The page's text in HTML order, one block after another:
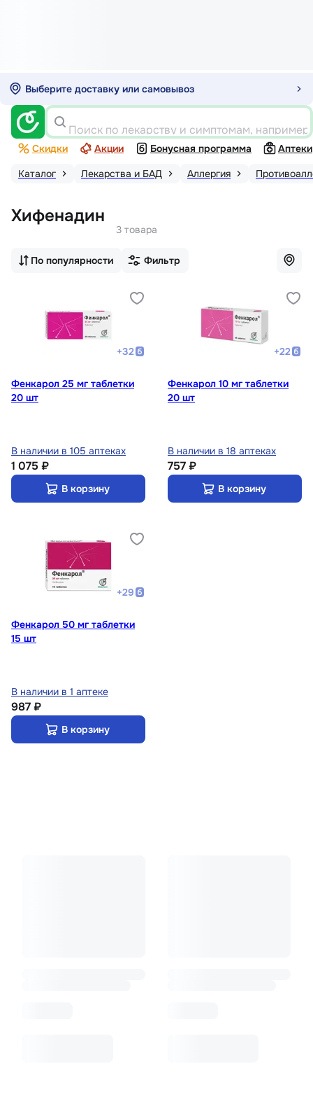
Выберите доставку или самовывоз
Поиск по лекарству и симптомам,
Скидки Акции Бонусная программа
Аптеки
Каталог
Лекарства и БАД Аллергия
Хифенадин
3 товара
По популярности Фильтр
+32
Фенкарол 25 мг таблетки
20 шт
В наличии в 105 аптеках
1 075 ₽
В корзину
+22
Фенкарол 10 мг таблетки
20 шт
В наличии в 18 аптеках
757 ₽
В корзину
+29
Фенкарол 50 мг таблетки
15 шт
В наличии в 1 аптеке
987 ₽
В корзину